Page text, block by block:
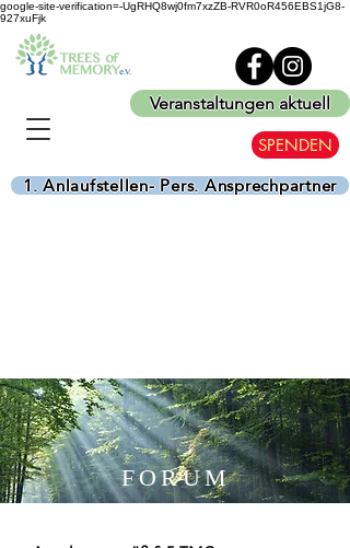
google-site-verification=-UgRHQ8wj0fm7xzZB-RVR0oR456EBS1jG8-
927xuFjk
SPENDEN
Veranstaltungen aktuell
1. Anlaufstellen- Pers. Ansprechpartner
FORUM